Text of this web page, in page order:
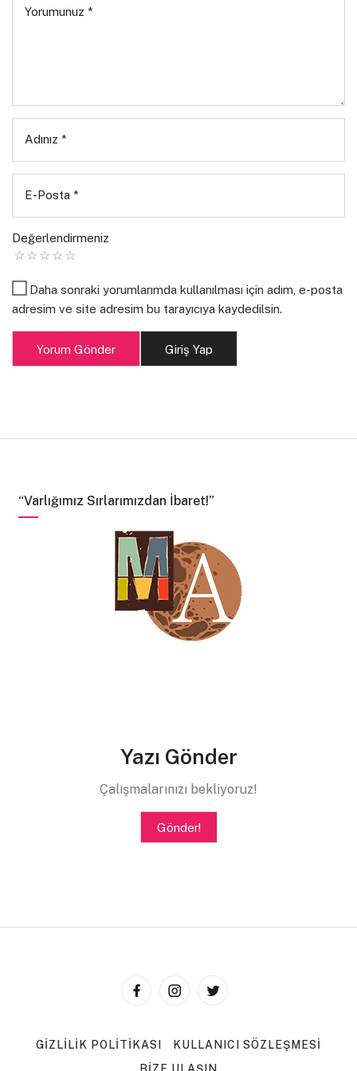
Yorumunuz *
Adınız *
E-Posta *
Değerlendirmeniz
Daha sonraki yorumlarımda kullanılması için adım, e-posta
adresim ve site adresim bu tarayıcıya kaydedilsin.
Yorum Gönder Giriş Yap
“Varlığımız Sırlarımızdan İbaret!”
Yazı Gönder
Çalışmalarınızı bekliyoruz!
Gönder!
GIZLILIK POLITIKASI
KULLANICI SÖZLEŞMESI